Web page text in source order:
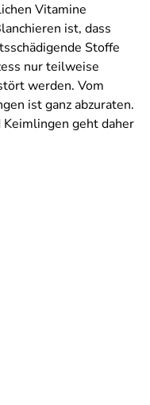
Vitamine
ist, dass
Stoffe
nur teilweise
werden. Vom
ist ganz abzuraten.
geht daher